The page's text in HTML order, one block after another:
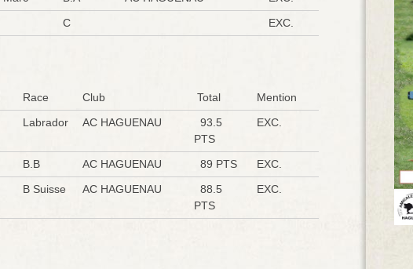
C EXC.
Race Club Total
Mention
Labrador AC HAGUENAU
93.5
PTS
EXC.
B.B AC HAGUENAU 89 PTS
EXC.
B Suisse AC HAGUENAU
88.5
PTS
EXC.